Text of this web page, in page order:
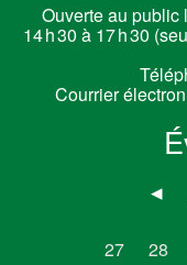
Ouverte au public
14 h 30 à 17 h 30
Courrier
◂
27 28